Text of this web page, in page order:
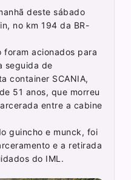
deste sábado
no km 194 da BR-
foram acionados para
seguida de
container SCANIA,
51 anos, que morreu
entre a cabine
guincho e munck, foi
e a retirada
do IML.